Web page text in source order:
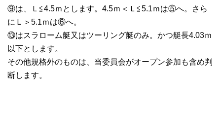
⑨は、Ｌ≦4.5ｍとします。4.5ｍ＜Ｌ≦5.1ｍは⑤へ。さら
にＬ＞5.1ｍは⑥へ。
⑬はスラローム艇又はツーリング艇のみ。かつ艇長4.03ｍ
以下とします。
その他規格外のものは、当委員会がオープン参加も含め判
断します。